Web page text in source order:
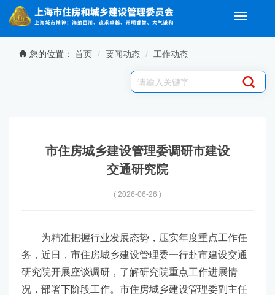
无障碍操作说明 跳转到网站导航区 跳转到主要内容区域
Toggle
您的位置： 首页 要闻动态 工作动态
市住房城乡建设管理委调研市建设
交通研究院
( 2026-06-26 )
为精准把握行业发展态势，压实年度重点工作任
务，近日，市住房城乡建设管理委一行赴市建设交通
研究院开展座谈调研，了解研究院重点工作进展情
况，部署下阶段工作。市住房城乡建设管理委副主任